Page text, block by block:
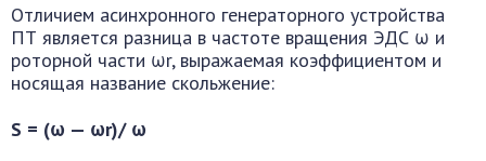
Отличием асинхронного генераторного устройства
ПТ является разница в частоте вращения ЭДС ω и
роторной части ωr, выражаемая коэффициентом и
носящая название скольжение:
S = (ω — ωr)/ ω